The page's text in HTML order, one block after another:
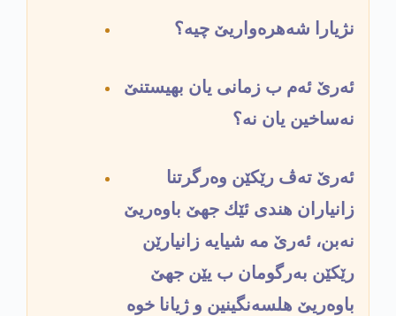
نژیارا شه‌هره‌واریێ چیه‌؟
ئه‌رێ ئه‌م ب زمانى یان بهیستنێ
نه‌ساخین یان نه‌؟
ئه‌رێ ته‌ڤ رێكێن وه‌رگرتنا
زانیاران هندى ئێك جهێ باوه‌ریێ
نه‌بن، ئه‌رێ مه‌ شیایه‌ زانیارێن
رێكێن به‌رگومان ب یێن جهێ
باوه‌ریێ هلسه‌نگینین و ژیانا خوه‌